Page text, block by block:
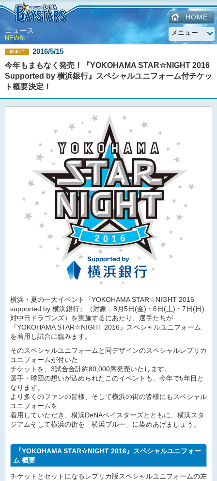
HOME
ニュース
NEWS
2016/5/15
今年もまもなく発売！『YOKOHAMA STAR☆NIGHT 2016
Supported by 横浜銀行』スペシャルユニフォーム付チケッ
ト概要決定！
横浜・夏の一大イベント『YOKOHAMA STAR☆NIGHT 2016
supported by 横浜銀行』（対象：8月5日(金)・6日(土)・7日(日)
対中日ドラゴンズ）を実施するにあたり、選手たちが
『YOKOHAMA STAR☆NIGHT 2016』スペシャルユニフォーム
を着用し試合に臨みます。
そのスペシャルユニフォームと同デザインのスペシャルレプリカ
ユニフォームが付いた
チケットを、3試合合計約80,000席発売いたします。
選手・球団の想いが込められたこのイベントも、今年で5年目と
なります。
より多くのファンの皆様、そして横浜の街の皆様にもスペシャル
ユニフォームを
着用していただき、横浜DeNAベイスターズとともに、横浜スタ
ジアムそして横浜の街を「横浜ブルー」に染めあげましょう。
『YOKOHAMA STAR☆NIGHT 2016』スペシャルユニフォー
ム 概要
チケットとセットになるレプリカ版スペシャルユニフォームの左